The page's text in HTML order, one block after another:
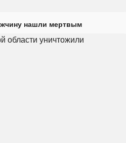
нашли мертвым